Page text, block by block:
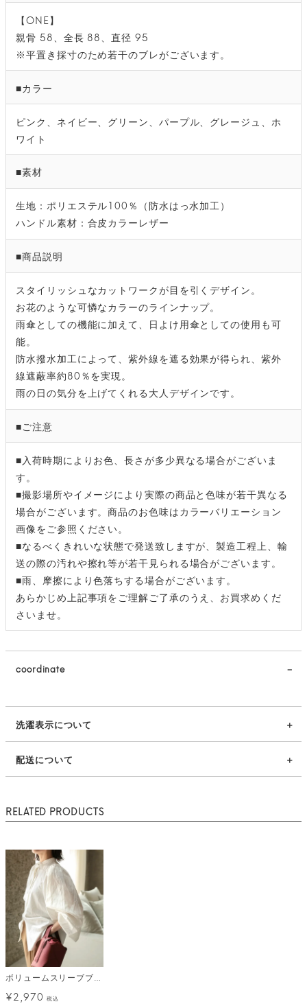
【ONE】
親骨 58、全長 88、直径 95
※平置き採寸のため若干のブレがございます。
■カラー
ピンク、ネイビー、グリーン、パープル、グレージュ、ホ
ワイト
■素材
生地：ポリエステル100％（防水はっ水加工）
ハンドル素材：合皮カラーレザー
■商品説明
スタイリッシュなカットワークが目を引くデザイン。
お花のような可憐なカラーのラインナップ。
雨傘としての機能に加えて、日よけ用傘としての使用も可
能。
防水撥水加工によって、紫外線を遮る効果が得られ、紫外
線遮蔽率約80％を実現。
雨の日の気分を上げてくれる大人デザインです。
■ご注意
■入荷時期によりお色、長さが多少異なる場合がございま
す。
■撮影場所やイメージにより実際の商品と色味が若干異なる
場合がございます。商品のお色味はカラーバリエーション
画像をご参照ください。
■なるべくきれいな状態で発送致しますが、製造工程上、輸
送の際の汚れや擦れ等が若干見られる場合がございます。
■雨、摩擦により色落ちする場合がございます。
あらかじめ上記事項をご理解ご了承のうえ、お買求めくだ
さいませ。
coordinate
洗濯表示について
配送について
RELATED PRODUCTS
ボリュームスリーブブラウス メール便
¥2,970 税込